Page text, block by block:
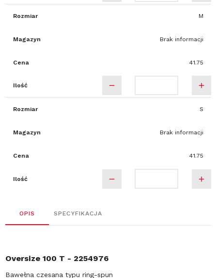
Rozmiar M
Magazyn Brak informacji
Cena 41.75
Ilość
Rozmiar S
Magazyn Brak informacji
Cena 41.75
Ilość
OPIS SPECYFIKACJA
Oversize 100 T - 2254976
Bawełna czesana typu ring-spun